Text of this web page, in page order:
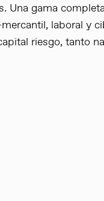
Una gama
laboral y
riesgo, tanto